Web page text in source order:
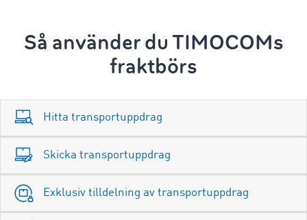
Så använder du TIMOCOMs
fraktbörs
Hitta transportuppdrag
Skicka transportuppdrag
Exklusiv tilldelning av transportuppdrag